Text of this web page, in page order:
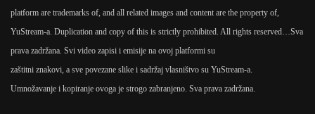
platform are trademarks of, and all related images and content are the property of,
YuStream-a. Duplication and copy of this is strictly prohibited. All rights reserved…Sva
prava zadržana. Svi video zapisi i emisije na ovoj platformi su
zaštitni znakovi, a sve povezane slike i sadržaj vlasništvo su YuStream-a.
Umnožavanje i kopiranje ovoga je strogo zabranjeno. Sva prava zadržana.